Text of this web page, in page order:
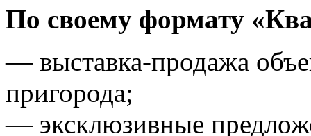
По своему формату
— выставка-продажа
пригорода;
— эксклюзивные